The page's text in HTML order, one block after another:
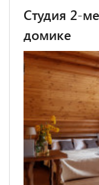
Студия 2-
домике